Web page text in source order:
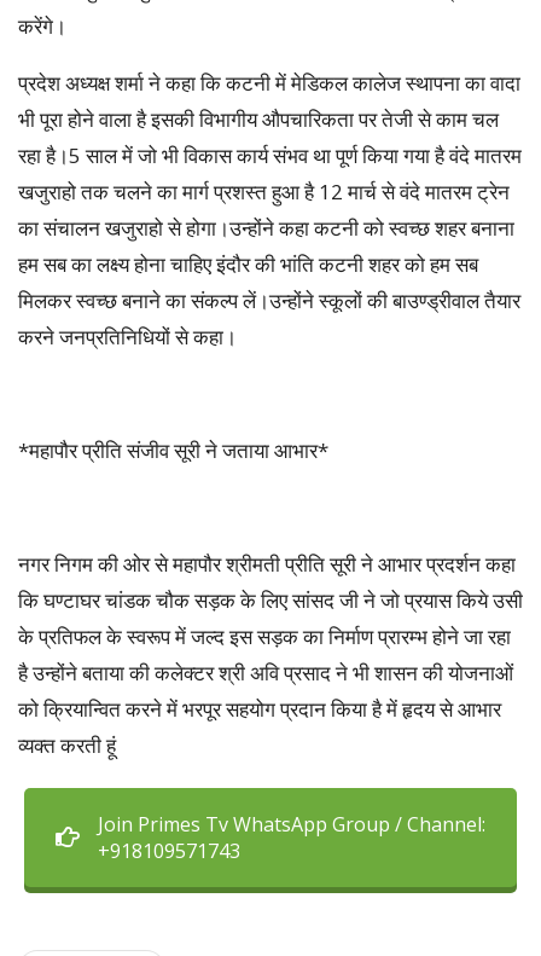
करेंगे।
प्रदेश अध्यक्ष शर्मा ने कहा कि कटनी में मेडिकल कालेज स्थापना का वादा
भी पूरा होने वाला है इसकी विभागीय औपचारिकता पर तेजी से काम चल
रहा है।5 साल में जो भी विकास कार्य संभव था पूर्ण किया गया है वंदे मातरम
खजुराहो तक चलने का मार्ग प्रशस्त हुआ है 12 मार्च से वंदे मातरम ट्रेन
का संचालन खजुराहो से होगा।उन्होंने कहा कटनी को स्वच्छ शहर बनाना
हम सब का लक्ष्य होना चाहिए इंदौर की भांति कटनी शहर को हम सब
मिलकर स्वच्छ बनाने का संकल्प लें।उन्होंने स्कूलों की बाउण्ड्रीवाल तैयार
करने जनप्रतिनिधियों से कहा।
*महापौर प्रीति संजीव सूरी ने जताया आभार*
नगर निगम की ओर से महापौर श्रीमती प्रीति सूरी ने आभार प्रदर्शन कहा
कि घण्टाघर चांडक चौक सड़क के लिए सांसद जी ने जो प्रयास किये उसी
के प्रतिफल के स्वरूप में जल्द इस सड़क का निर्माण प्रारम्भ होने जा रहा
है उन्होंने बताया की कलेक्टर श्री अवि प्रसाद ने भी शासन की योजनाओं
को क्रियान्वित करने में भरपूर सहयोग प्रदान किया है में हृदय से आभार
व्यक्त करती हूं
Join Primes Tv WhatsApp Group / Channel:
+918109571743